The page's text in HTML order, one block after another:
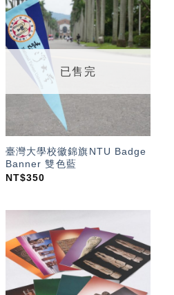
加入
「願
望輕
已售完
臺灣大學校徽錦旗NTU Badge
Banner 雙色藍
NT$350
加入
「願
望輕
單」